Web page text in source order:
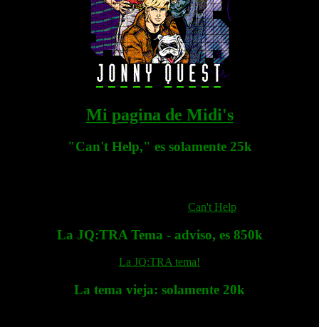
Mi pagina de Midi's
"Can't Help," es solamente 25k
Can't Help
La JQ:TRA Tema - adviso, es 850k
La JQ:TRA tema!
La tema vieja: solamente 20k